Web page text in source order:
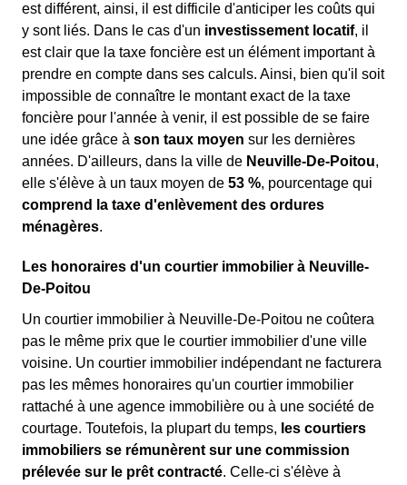
est différent, ainsi, il est difficile d'anticiper les coûts qui
y sont liés. Dans le cas d'un investissement locatif, il
est clair que la taxe foncière est un élément important à
prendre en compte dans ses calculs. Ainsi, bien qu'il soit
impossible de connaître le montant exact de la taxe
foncière pour l'année à venir, il est possible de se faire
une idée grâce à son taux moyen sur les dernières
années. D'ailleurs, dans la ville de Neuville-De-Poitou,
elle s'élève à un taux moyen de 53 %, pourcentage qui
comprend la taxe d'enlèvement des ordures
ménagères.
Les honoraires d'un courtier immobilier à Neuville-
De-Poitou
Un courtier immobilier à Neuville-De-Poitou ne coûtera
pas le même prix que le courtier immobilier d'une ville
voisine. Un courtier immobilier indépendant ne facturera
pas les mêmes honoraires qu'un courtier immobilier
rattaché à une agence immobilière ou à une société de
courtage. Toutefois, la plupart du temps, les courtiers
immobiliers se rémunèrent sur une commission
prélevée sur le prêt contracté. Celle-ci s'élève à